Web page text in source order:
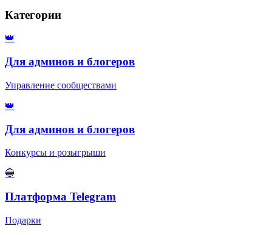
Категории
👑
Для админов и блогеров
Управление сообществами
👑
Для админов и блогеров
Конкурсы и розыгрыши
🔵
Платформа Telegram
Подарки